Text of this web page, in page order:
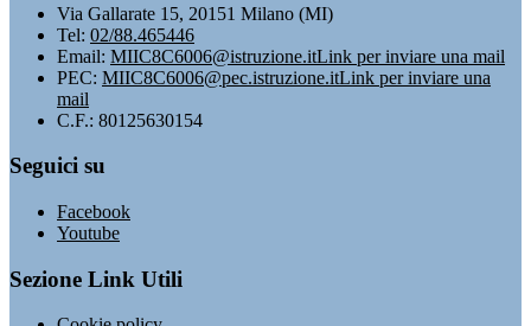
Via Gallarate 15, 20151 Milano (MI)
Tel: 02/88.465446
Email: MIIC8C6006@istruzione.itLink per inviare una mail
PEC: MIIC8C6006@pec.istruzione.itLink per inviare una
mail
C.F.: 80125630154
Seguici su
Facebook
Youtube
Sezione Link Utili